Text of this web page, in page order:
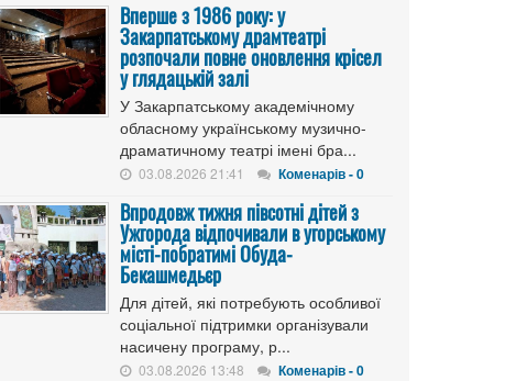
Вперше з 1986 року: у
Закарпатському драмтеатрі
розпочали повне оновлення крісел
у глядацькій залі
У Закарпатському академічному
обласному українському музично-
драматичному театрі імені бра...
03.08.2026 21:41 Коменарів - 0
Впродовж тижня півсотні дітей з
Ужгорода відпочивали в угорському
місті-побратимі Обуда-
Бекашмедьєр
Для дітей, які потребують особливої
соціальної підтримки організували
насичену програму, р...
03.08.2026 13:48 Коменарів - 0